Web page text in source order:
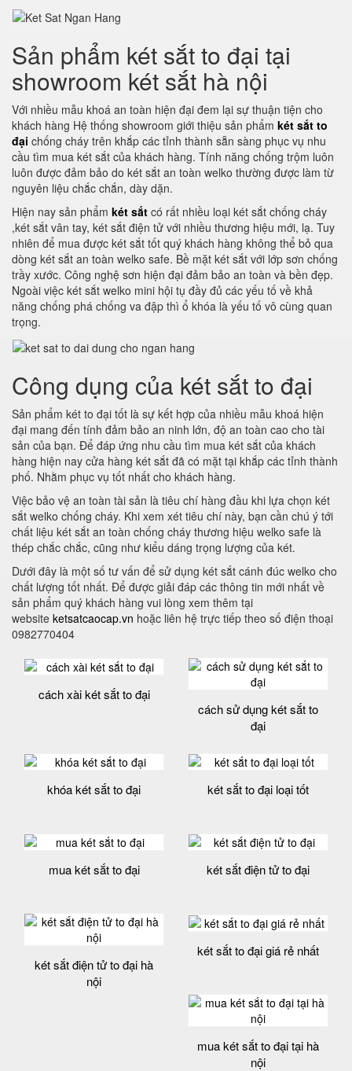
Sản phẩm két sắt to đại tại
showroom két sắt hà nội
Với nhiều mẫu khoá an toàn hiện đại đem lại sự thuận tiện cho
khách hàng Hệ thống showroom giới thiệu sản phẩm két sắt to
đại chống cháy trên khắp các tỉnh thành sẵn sàng phục vụ nhu
cầu tìm mua két sắt của khách hàng. Tính năng chống trộm luôn
luôn được đảm bảo do két sắt an toàn welko thường được làm từ
nguyên liệu chắc chắn, dày dặn.
Hiện nay sản phẩm két sắt có rất nhiều loại két sắt chống cháy
,két sắt vân tay, két sắt điện tử với nhiều thương hiệu mới, lạ. Tuy
nhiên để mua được két sắt tốt quý khách hàng không thể bỏ qua
dòng két sắt an toàn welko safe. Bề mặt két sắt với lớp sơn chống
trầy xước. Công nghệ sơn hiện đại đảm bảo an toàn và bền đẹp.
Ngoài việc két sắt welko mini hội tụ đầy đủ các yếu tố về khả
năng chống phá chống va đập thì ổ khóa là yếu tố vô cùng quan
trọng.
Công dụng của két sắt to đại
Sản phẩm két to đại tốt là sự kết hợp của nhiều mẫu khoá hiện
đại mang đến tính đảm bảo an ninh lớn, độ an toàn cao cho tài
sản của bạn. Để đáp ứng nhu cầu tìm mua két sắt của khách
hàng hiện nay cửa hàng két sắt đã có mặt tại khắp các tỉnh thành
phố. Nhằm phục vụ tốt nhất cho khách hàng.
Việc bảo vệ an toàn tài sản là tiêu chí hàng đầu khi lựa chọn két
sắt welko chống cháy. Khi xem xét tiêu chí này, bạn cần chú ý tới
chất liệu két sắt an toàn chống cháy thương hiệu welko safe là
thép chắc chắc, cũng như kiểu dáng trọng lượng của két.
Dưới đây là một số tư vấn để sử dụng két sắt cánh đúc welko cho
chất lượng tốt nhất. Để được giải đáp các thông tin mới nhất về
sản phẩm quý khách hàng vui lòng xem thêm tại
website ketsatcaocap.vn hoặc liên hệ trực tiếp theo số điện thoại
0982770404
cách xài két sắt to đại
cách sử dụng két sắt to
đại
khóa két sắt to đại két sắt to đại loại tốt
mua két sắt to đại két sắt điện tử to đại
két sắt điện tử to đại hà
nội
két sắt to đại giá rẻ nhất
mua két sắt to đại tại hà
nội